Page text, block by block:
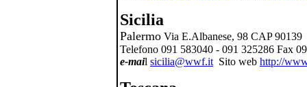
Sicilia
Palermo Via E.Albanese, 98 CAP 90139
Telefono 091 583040 - 091 325286 Fax
e-mail sicilia@wwf.it Sito web http://